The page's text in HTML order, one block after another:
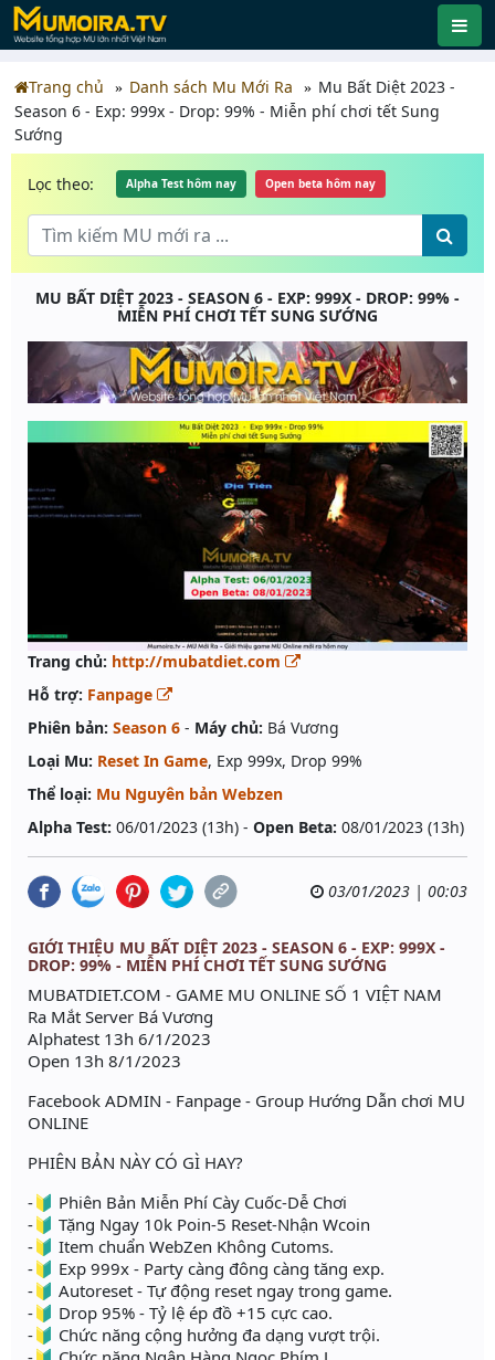
Trang chủ Danh sách Mu Mới Ra
Mu Bất Diệt 2023 -
Season 6 - Exp: 999x - Drop: 99% - Miễn phí chơi tết Sung
Sướng
Lọc theo: Alpha Test hôm nay Open beta hôm nay
MU BẤT DIỆT 2023 - SEASON 6 - EXP: 999X - DROP: 99% -
MIỄN PHÍ CHƠI TẾT SUNG SƯỚNG
Trang chủ: http://mubatdiet.com
Hỗ trợ: Fanpage
Phiên bản: Season 6 - Máy chủ: Bá Vương
Loại Mu: Reset In Game, Exp 999x, Drop 99%
Thể loại: Mu Nguyên bản Webzen
Alpha Test: 06/01/2023 (13h) - Open Beta: 08/01/2023 (13h)
03/01/2023 | 00:03
GIỚI THIỆU MU BẤT DIỆT 2023 - SEASON 6 - EXP: 999X -
DROP: 99% - MIỄN PHÍ CHƠI TẾT SUNG SƯỚNG
MUBATDIET.COM - GAME MU ONLINE SỐ 1 VIỆT NAM
Ra Mắt Server Bá Vương
Alphatest 13h 6/1/2023
Open 13h 8/1/2023
Facebook ADMIN - Fanpage - Group Hướng Dẫn chơi MU
ONLINE
PHIÊN BẢN NÀY CÓ GÌ HAY?
-🔰 Phiên Bản Miễn Phí Cày Cuốc-Dễ Chơi
-🔰 Tặng Ngay 10k Poin-5 Reset-Nhận Wcoin
-🔰 Item chuẩn WebZen Không Cutoms.
-🔰 Exp 999x - Party càng đông càng tăng exp.
-🔰 Autoreset - Tự động reset ngay trong game.
-🔰 Drop 95% - Tỷ lệ ép đồ +15 cực cao.
-🔰 Chức năng cộng hưởng đa dạng vượt trội.